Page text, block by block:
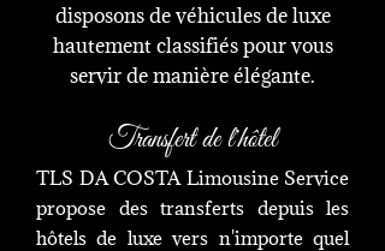
disposons de véhicules de luxe
hautement classifiés pour vous
servir de manière élégante.
Transfert de l'hôtel
TLS DA COSTA Limousine Service
propose des transferts depuis les
hôtels de luxe vers n'importe quel